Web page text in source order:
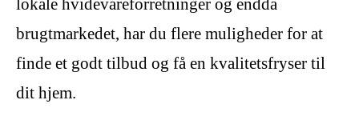
brugtmarkedet, har du flere muligheder for at
finde et godt tilbud og få en kvalitetsfryser til
dit hjem.